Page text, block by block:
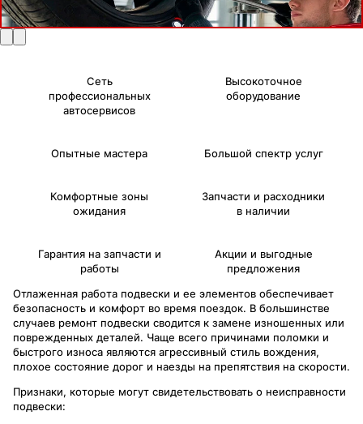
Сеть
профессиональных
автосервисов
Высокоточное
оборудование
Опытные мастера Большой спектр услуг
Комфортные зоны
ожидания
Запчасти и расходники
в наличии
Гарантия на запчасти и
работы
Акции и выгодные
предложения
Отлаженная работа подвески и ее элементов обеспечивает
безопасность и комфорт во время поездок. В большинстве
случаев ремонт подвески сводится к замене изношенных или
поврежденных деталей. Чаще всего причинами поломки и
быстрого износа являются агрессивный стиль вождения,
плохое состояние дорог и наезды на препятствия на скорости.
Признаки, которые могут свидетельствовать о неисправности
подвески: